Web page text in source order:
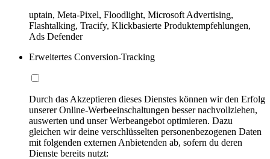
uptain, Meta-Pixel, Floodlight, Microsoft Advertising,
Flashtalking, Tracify, Klickbasierte Produktempfehlungen,
Ads Defender
Erweitertes Conversion-Tracking
Durch das Akzeptieren dieses Dienstes können wir den Erfolg
unserer Online-Werbeeinschaltungen besser nachvollziehen,
auswerten und unser Werbeangebot optimieren. Dazu
gleichen wir deine verschlüsselten personenbezogenen Daten
mit folgenden externen Anbietenden ab, sofern du deren
Dienste bereits nutzt: